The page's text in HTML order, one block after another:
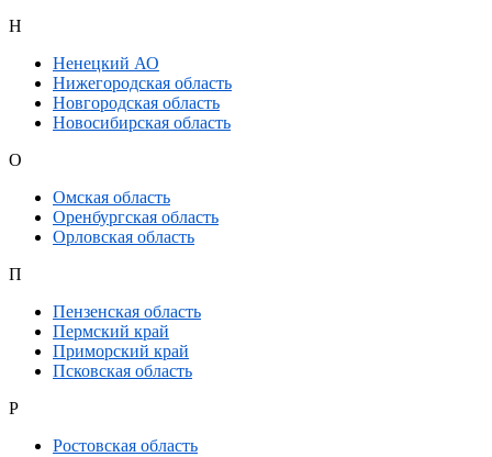
Н
Ненецкий АО
Нижегородская область
Новгородская область
Новосибирская область
О
Омская область
Оренбургская область
Орловская область
П
Пензенская область
Пермский край
Приморский край
Псковская область
Р
Ростовская область